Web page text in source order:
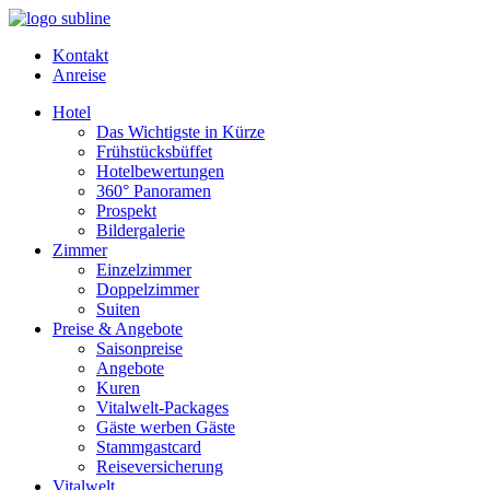
Kontakt
Anreise
Hotel
Das Wichtigste in Kürze
Frühstücksbüffet
Hotelbewertungen
360° Panoramen
Prospekt
Bildergalerie
Zimmer
Einzelzimmer
Doppelzimmer
Suiten
Preise & Angebote
Saisonpreise
Angebote
Kuren
Vitalwelt-Packages
Gäste werben Gäste
Stammgastcard
Reiseversicherung
Vitalwelt